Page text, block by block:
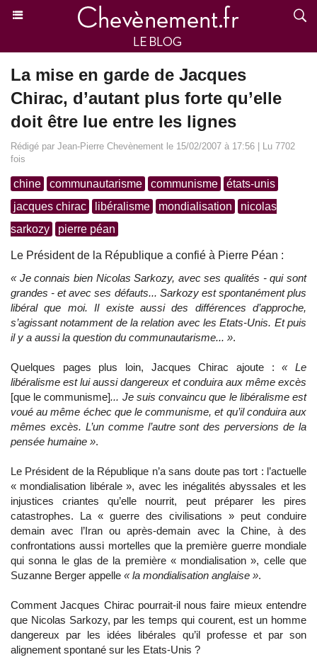
La mise en garde de Jacques
Chirac, d’autant plus forte qu’elle
doit être lue entre les lignes
Rédigé par Jean-Pierre Chevènement le 15/02/2007 à 17:56 | Lu 7702
fois
chine communautarisme communisme
états-unis
jacques chirac
libéralisme mondialisation
nicolas
sarkozy
pierre péan
Le Président de la République a confié à Pierre Péan :
« Je connais bien Nicolas Sarkozy, avec ses qualités - qui sont
grandes - et avec ses défauts... Sarkozy est spontanément plus
libéral que moi. Il existe aussi des différences d’approche,
s’agissant notamment de la relation avec les Etats-Unis. Et puis
il y a aussi la question du communautarisme... ».
Quelques pages plus loin, Jacques Chirac ajoute :« Le
libéralisme est lui aussi dangereux et conduira aux même excès
[que le communisme]... Je suis convaincu que le libéralisme est
voué au même échec que le communisme, et qu’il conduira aux
mêmes excès. L’un comme l’autre sont des perversions de la
pensée humaine ».
Le Président de la République n’a sans doute pas tort : l’actuelle
« mondialisation libérale », avec les inégalités abyssales et les
injustices criantes qu’elle nourrit, peut préparer les pires
catastrophes. La « guerre des civilisations » peut conduire
demain avec l’Iran ou après-demain avec la Chine, à des
confrontations aussi mortelles que la première guerre mondiale
qui sonna le glas de la première « mondialisation », celle que
Suzanne Berger appelle « la mondialisation anglaise ».
Comment Jacques Chirac pourrait-il nous faire mieux entendre
que Nicolas Sarkozy, par les temps qui courent, est un homme
dangereux par les idées libérales qu’il professe et par son
alignement spontané sur les Etats-Unis ?